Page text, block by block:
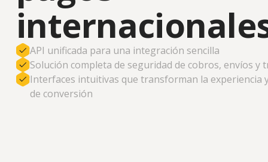
do mundo
produtos e
API unificada para una integración sencilla
Solución completa de seguridad de cobros, envíos y
Interfaces intuitivas que transforman la experiencia
de conversión